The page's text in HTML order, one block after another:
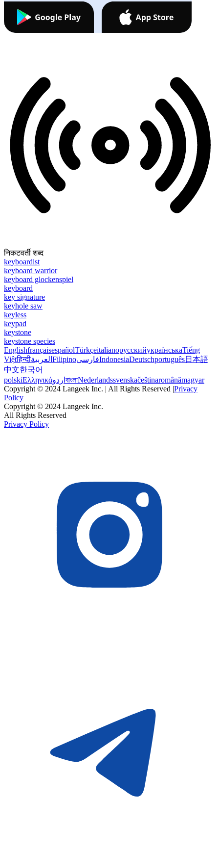
निकटवर्ती शब्द
keyboardist
keyboard warrior
keyboard glockenspiel
keyboard
key signature
keyhole saw
keyless
keypad
keystone
keystone species
EnglishfrançaisespañolTürkçeitalianoрусскийукраїнськаTiếng
Việtहिन्दीالعربية FilipinoفارسیIndonesiaDeutschportuguês日本語
中文한국어
polskiΕλληνικάاردو বাংলাNederlandssvenskačeštinaromânămagyar
Copyright © 2024 Langeek Inc. | All Rights Reserved |Privacy
Policy
Copyright © 2024 Langeek Inc.
All Rights Reserved
Privacy Policy